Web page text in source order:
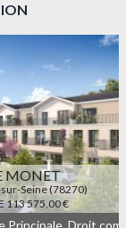
MONET
Seine (78270)
113 575,00 €